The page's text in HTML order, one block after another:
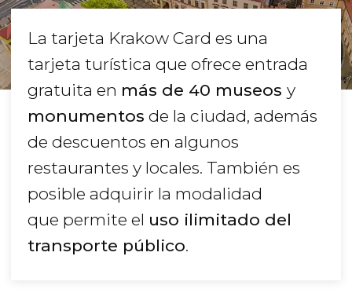
La tarjeta Krakow Card es una
tarjeta turística que ofrece entrada
gratuita en más de 40 museos y
monumentos de la ciudad, además
de descuentos en algunos
restaurantes y locales. También es
posible adquirir la modalidad
que permite el uso ilimitado del
transporte público.